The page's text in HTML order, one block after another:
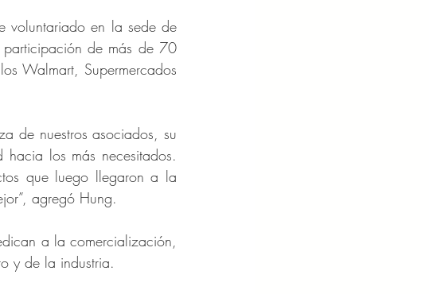
voluntariado en la sede de
participación de más de 70
Walmart, Supermercados
de nuestros asociados, su
los más necesitados.
que luego llegaron a la
agregó Hung.
a la comercialización,
y de la industria.